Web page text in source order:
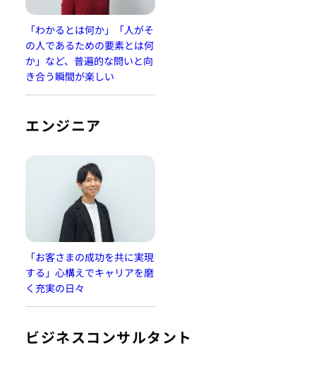
「わかるとは何か」「人がそ
の人であるための要素とは何
か」など、普遍的な問いと向
き合う瞬間が楽しい
エンジニア
「お客さまの成功を共に実現
する」心構えでキャリアを磨
く充実の日々
ビジネスコンサルタント